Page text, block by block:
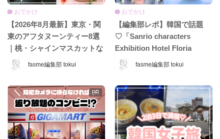
fasme編集部 tokui
おでかけ
【2026年8月最新】東京・関
東のアフタヌーンティー8選
｜桃・シャインマスカットな
ど夏限定ホテル＆カフェ特
集！
fasme編集部 tokui
おでかけ
【編集部レポ】韓国で話題
♡「Sanrio characters
Exhibition Hotel Floria
Tokyo」が日本上陸♡ 夢みた
いなホテル空間＆限定グッズ
をレポ！